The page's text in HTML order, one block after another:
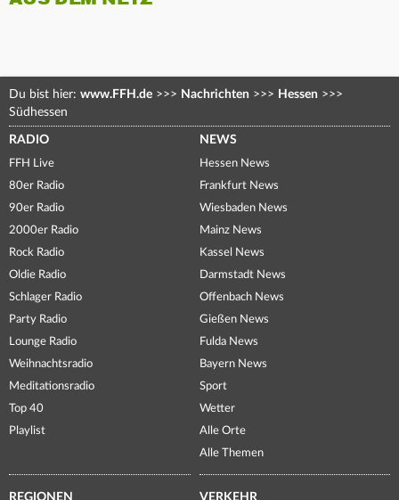
Du bist hier: www.FFH.de >>> Nachrichten >>> Hessen >>>
Südhessen
RADIO
FFH Live
80er Radio
90er Radio
2000er Radio
Rock Radio
Oldie Radio
Schlager Radio
Party Radio
Lounge Radio
Weihnachtsradio
Meditationsradio
Top 40
Playlist
NEWS
Hessen News
Frankfurt News
Wiesbaden News
Mainz News
Kassel News
Darmstadt News
Offenbach News
Gießen News
Fulda News
Bayern News
Sport
Wetter
Alle Orte
Alle Themen
REGIONEN VERKEHR